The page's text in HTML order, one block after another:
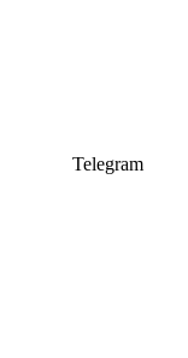
Telegram